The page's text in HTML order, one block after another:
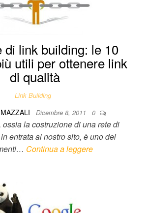
di link building: le 10
utili per ottenere link
di qualità
Link Building
Dicembre 8, 2011 0
la costruzione di una rete di
entrata al nostro sito, è uno dei
Continua a leggere